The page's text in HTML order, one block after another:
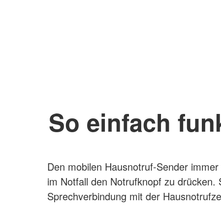
So einfach
Den mobilen Hausnotruf-Sender
im Notfall den Notrufknopf zu drücken.
Sprechverbindung mit der